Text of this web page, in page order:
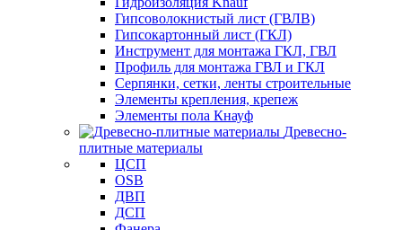
Гипсоволокнистый лист (ГВЛВ)
Гипсокартонный лист (ГКЛ)
Инструмент для монтажа ГКЛ, ГВЛ
Профиль для монтажа ГВЛ и ГКЛ
Серпянки, сетки, ленты строительные
Элементы крепления, крепеж
Элементы пола Кнауф
Древесно-
плитные материалы
ЦСП
OSB
ДВП
ДСП